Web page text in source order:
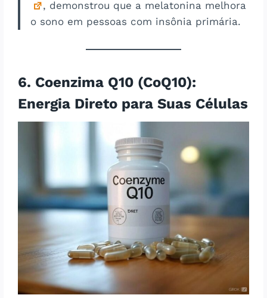
, demonstrou que a melatonina melhora
o sono em pessoas com insônia primária.
6. Coenzima Q10 (CoQ10):
Energia Direto para Suas Células